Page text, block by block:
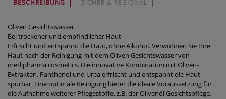
BESCHREIBUNG SICHER & REGIONAL
Oliven Gesichtswasser
Bei trockener und empfindlicher Haut
Erfrischt und entspannt die Haut, ohne Alkohol. Verwöhnen Sie Ihre
Haut nach der Reinigung mit dem Oliven Gesichtswasser von
medipharma cosmetics. Die innovative Kombination mit Oliven-
Extrakten, Panthenol und Urea erfrischt und entspannt die Haut
spürbar. Eine optimale Reinigung bietet die ideale Voraussetzung für
die Aufnahme weiterer Pflegestoffe, z.B. der Olivenöl Gesichtspflege.